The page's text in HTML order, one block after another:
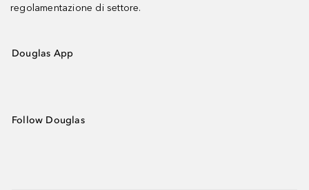
regolamentazione di settore.
Douglas App
Follow Douglas